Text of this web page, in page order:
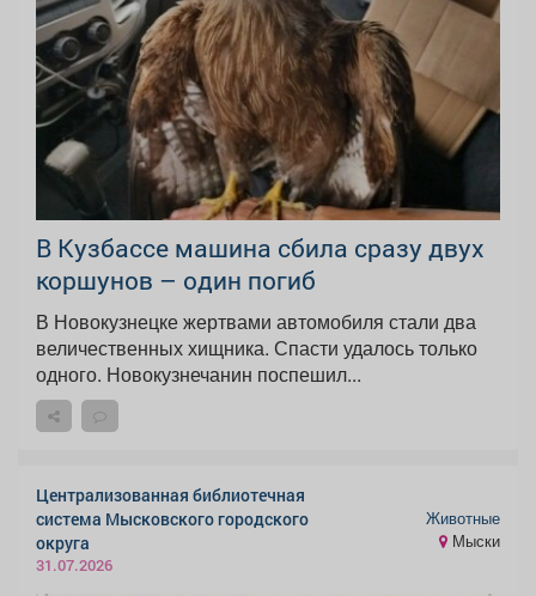
В Кузбассе машина сбила сразу двух
коршунов – один погиб
В Новокузнецке жертвами автомобиля стали два
величественных хищника. Спасти удалось только
одного. Новокузнечанин поспешил...
Централизованная библиотечная
система Мысковского городского
округа
31.07.2026
Животные
Мыски